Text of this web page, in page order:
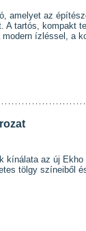
amelyet az
A tartós, kompakt
ízléssel, a
kínálata az új
tölgy színeiből